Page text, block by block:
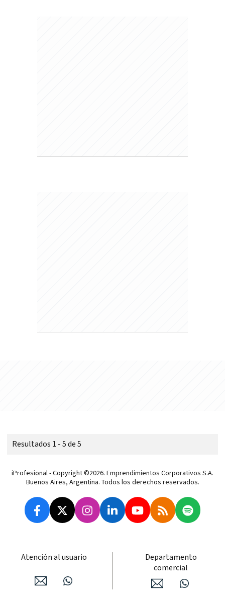
Resultados 1 - 5 de 5
iProfesional - Copyright ©2026. Emprendimientos Corporativos S.A.
Buenos Aires, Argentina. Todos los derechos reservados.
Atención al usuario
Departamento
comercial